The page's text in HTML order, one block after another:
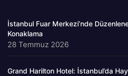
İstanbul Fuar Merkezi’nde
Konaklama
28 Temmuz 2026
Grand Harilton Hotel: İstanbul’da